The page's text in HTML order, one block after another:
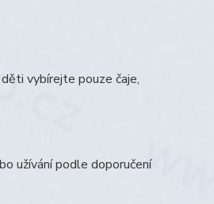
vybírejte pouze čaje,
užívání podle doporučení